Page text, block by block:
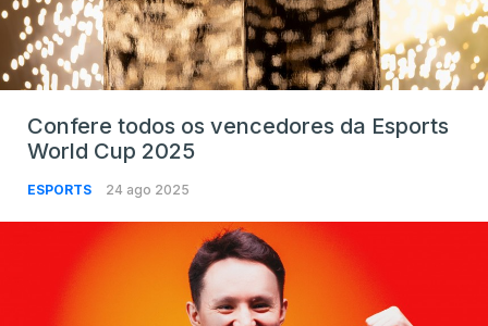
Confere todos os vencedores da Esports
World Cup 2025
ESPORTS 24 ago 2025